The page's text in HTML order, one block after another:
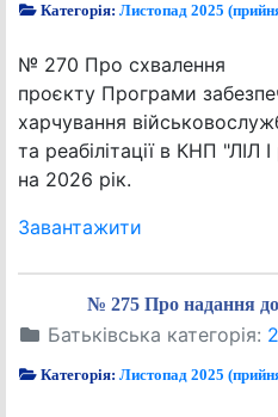
Категорія:Листопад 2025
№ 270 Про схвалення
проєкту Програми
харчування
та реабілітації в КНП "ЛІЛ
на 2026 рік.
Завантажити
№ 275 Про надання
Батьківська категорія:
Категорія:Листопад 2025